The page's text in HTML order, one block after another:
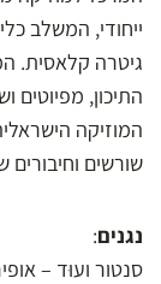
ייחודי, המשלב
גיטרה קלאסית.
התיכון, מפיוטים
המוזיקה
שורשים
נגנים:
סנטור ועוּד –